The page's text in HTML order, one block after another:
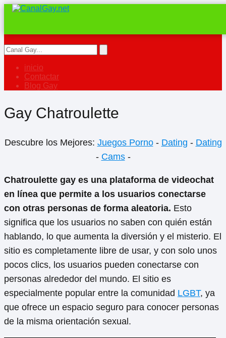
inicio
Contactar
Blog Gay
Gay Chatroulette
Descubre los Mejores: Juegos Porno- Dating - Dating
- Cams-
Chatroulette gay es una plataforma de videochat
en línea que permite a los usuarios conectarse
con otras personas de forma aleatoria. Esto
significa que los usuarios no saben con quién están
hablando, lo que aumenta la diversión y el misterio. El
sitio es completamente libre de usar, y con solo unos
pocos clics, los usuarios pueden conectarse con
personas alrededor del mundo. El sitio es
especialmente popular entre la comunidad LGBT, ya
que ofrece un espacio seguro para conocer personas
de la misma orientación sexual.